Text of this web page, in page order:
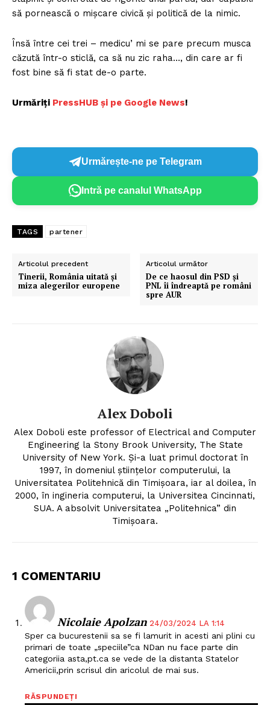
Un proiect
FREEDOM HOUSE ROMÂNIA
PRESShub
Proiecte editoriale
să pornească o mișcare civică și politică de la nimic.
Însă între cei trei – medicu’ mi se pare precum musca
căzută într-o sticlă, ca să nu zic raha…, din care ar fi
fost bine să fi stat de-o parte.
Urmăriți PressHUB și pe Google News!
Urmărește-ne pe Telegram
Intră pe canalul WhatsApp
TAGS partener
Articolul precedent
Tinerii, România uitată și
miza alegerilor europene
Articolul următor
De ce haosul din PSD și
PNL îi îndreaptă pe români
spre AUR
Alex Doboli
Alex Doboli este professor of Electrical and Computer
Engineering la Stony Brook University, The State
University of New York. Și-a luat primul doctorat în
1997, în domeniul științelor computerului, la
Universitatea Politehnică din Timișoara, iar al doilea, în
2000, în ingineria computerui, la Universitea Cincinnati,
SUA. A absolvit Universitatea „Politehnica” din
Timișoara.
1 COMENTARIU
Nicolaie Apolzan 24/03/2024 LA 1:14
Sper ca bucurestenii sa se fi lamurit in acesti ani plini cu
primari de toate „speciile”ca NDan nu face parte din
categoriia asta,pt.ca se vede de la distanta Statelor
Americii,prin scrisul din aricolul de mai sus.
RĂSPUNDEȚI